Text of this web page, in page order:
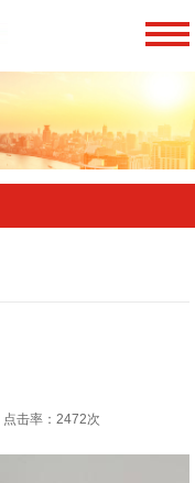
点击率： 2472次